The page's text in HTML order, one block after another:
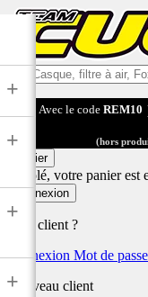
Avec le code REM10
(hors
Panier
Désolé, votre panier est
Connexion
Déjà client ?
Connexion Mot de
Nouveau client
+
+
+
+